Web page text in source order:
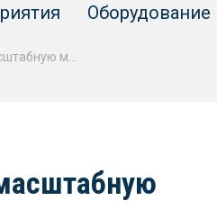
Оборудование